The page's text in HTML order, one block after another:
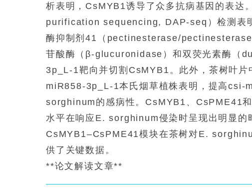
析表明，CsMYB1诱导了众多抗病基因的表
purification sequencing, DAP-seq）检测表
酶抑制剂41（pectinesterase/
苷酸酶（β-glucuronidase）和双荧光素酶（
3p_L-1靶向并切割CsMYB1。此外，茶树叶
miR858-3p_L-1本氏烟草植株表明，提高csi-
sorghinum的感病性。CsMYB1、CsPME41
水平在响应E. sorghinum侵染时呈现出明显
CsMYB1–CsPME41模块在茶树对E.
供了关键数据。
**论文解读文章**